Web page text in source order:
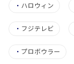
・ ハロウィン
・ フジテレビ
・ プロボウラー